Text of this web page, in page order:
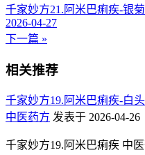
千家妙方21.阿米巴痢疾-银
2026-04-27
下一篇 »
相关推荐
千家妙方19.阿米巴痢疾-白
中医药方 发表于 2026-04-26
千家妙方19.阿米巴痢疾 中